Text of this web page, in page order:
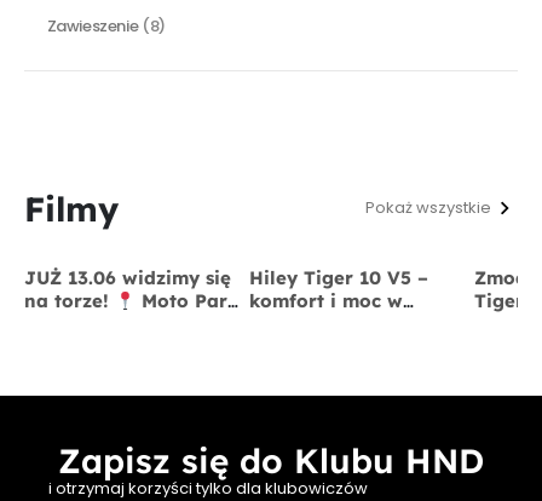
Zawieszenie (8)
Filmy Pokaż wszystkie
JUŻ 13.06 widzimy się
na torze!
Moto Park
Hiley Tiger 10 V5 –
komfort i moc w
Tiger
Zapisz się do Klubu HND
i otrzymaj korzyści tylko dla klubowiczów